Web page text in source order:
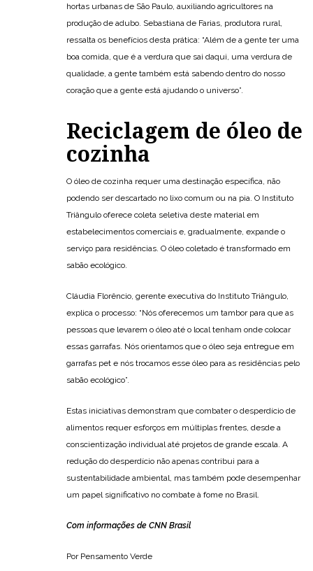
hortas urbanas de São Paulo, auxiliando agricultores na
produção de adubo. Sebastiana de Farias, produtora rural,
ressalta os benefícios desta prática: “Além de a gente ter uma
boa comida, que é a verdura que sai daqui, uma verdura de
qualidade, a gente também está sabendo dentro do nosso
coração que a gente está ajudando o universo”.
Reciclagem de óleo de
cozinha
O óleo de cozinha requer uma destinação específica, não
podendo ser descartado no lixo comum ou na pia. O Instituto
Triângulo oferece coleta seletiva deste material em
estabelecimentos comerciais e, gradualmente, expande o
serviço para residências. O óleo coletado é transformado em
sabão ecológico.
Cláudia Florêncio, gerente executiva do Instituto Triângulo,
explica o processo: “Nós oferecemos um tambor para que as
pessoas que levarem o óleo até o local tenham onde colocar
essas garrafas. Nós orientamos que o óleo seja entregue em
garrafas pet e nós trocamos esse óleo para as residências pelo
sabão ecológico”.
Estas iniciativas demonstram que combater o desperdício de
alimentos requer esforços em múltiplas frentes, desde a
conscientização individual até projetos de grande escala. A
redução do desperdício não apenas contribui para a
sustentabilidade ambiental, mas também pode desempenhar
um papel significativo no combate à fome no Brasil.
Com informações de CNN Brasil
Por Pensamento Verde